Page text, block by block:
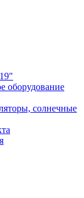
оборудование
солнечные